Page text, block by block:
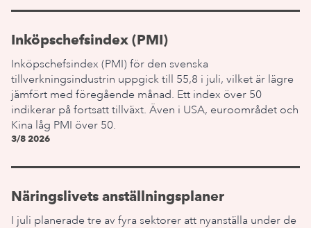
Inköpschefsindex (PMI)
Inköpschefsindex (PMI) för den svenska
tillverkningsindustrin uppgick till 55,8 i juli, vilket är lägre
jämfört med föregående månad. Ett index över 50
indikerar på fortsatt tillväxt. Även i USA, euroområdet och
Kina låg PMI över 50.
3/8 2026
Näringslivets anställningsplaner
I juli planerade tre av fyra sektorer att nyanställa under de